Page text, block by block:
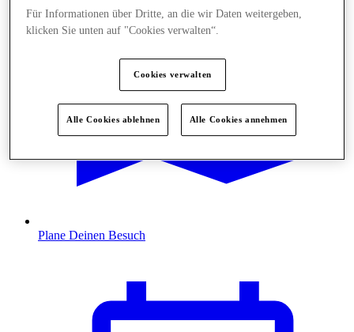
Plane Deinen Besuch
Für Informationen über Dritte, an die wir Daten weitergeben,
klicken Sie unten auf "Cookies verwalten“.
Cookies verwalten
Alle Cookies ablehnen Alle Cookies annehmen